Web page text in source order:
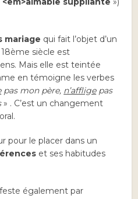
mariage qui fait l’objet d’un
18ème siècle est
Mais elle est teintée
en témoigne les verbes
pas mon père, n’affligepas
» . C’est un changement
pour le placer dans un
et ses habitudes
également par